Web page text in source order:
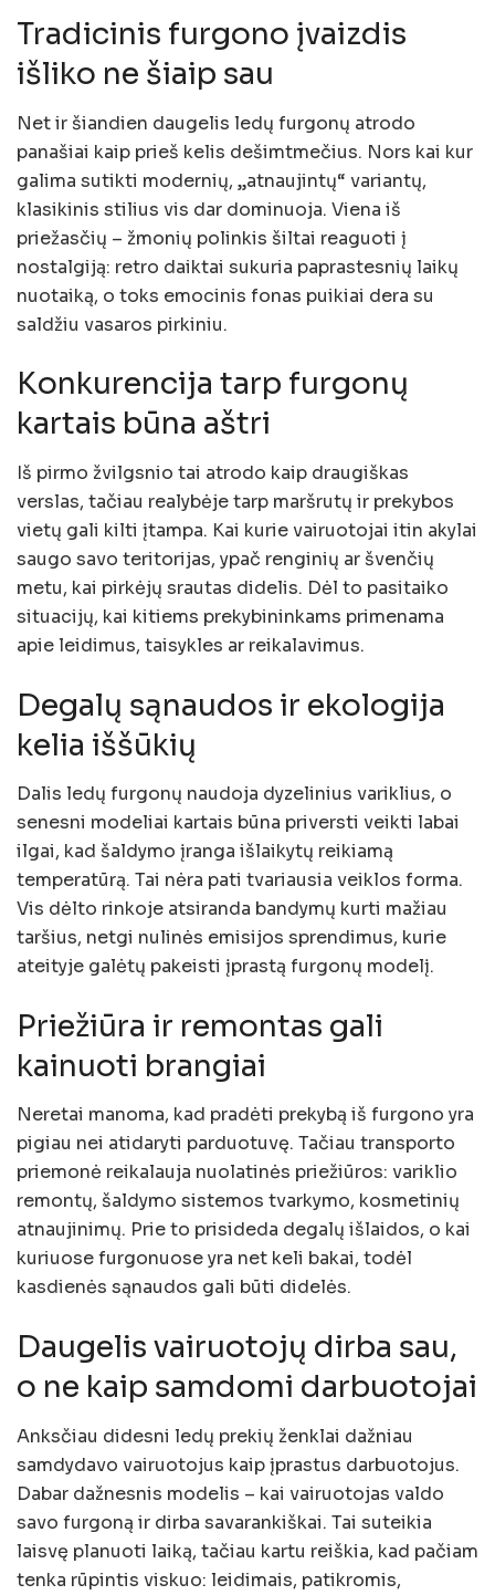
Tradicinis furgono įvaizdis
išliko ne šiaip sau
Net ir šiandien daugelis ledų furgonų atrodo
panašiai kaip prieš kelis dešimtmečius. Nors kai kur
galima sutikti modernių, „atnaujintų“ variantų,
klasikinis stilius vis dar dominuoja. Viena iš
priežasčių – žmonių polinkis šiltai reaguoti į
nostalgiją: retro daiktai sukuria paprastesnių laikų
nuotaiką, o toks emocinis fonas puikiai dera su
saldžiu vasaros pirkiniu.
Konkurencija tarp furgonų
kartais būna aštri
Iš pirmo žvilgsnio tai atrodo kaip draugiškas
verslas, tačiau realybėje tarp maršrutų ir prekybos
vietų gali kilti įtampa. Kai kurie vairuotojai itin akylai
saugo savo teritorijas, ypač renginių ar švenčių
metu, kai pirkėjų srautas didelis. Dėl to pasitaiko
situacijų, kai kitiems prekybininkams primenama
apie leidimus, taisykles ar reikalavimus.
Degalų sąnaudos ir ekologija
kelia iššūkių
Dalis ledų furgonų naudoja dyzelinius variklius, o
senesni modeliai kartais būna priversti veikti labai
ilgai, kad šaldymo įranga išlaikytų reikiamą
temperatūrą. Tai nėra pati tvariausia veiklos forma.
Vis dėlto rinkoje atsiranda bandymų kurti mažiau
taršius, netgi nulinės emisijos sprendimus, kurie
ateityje galėtų pakeisti įprastą furgonų modelį.
Priežiūra ir remontas gali
kainuoti brangiai
Neretai manoma, kad pradėti prekybą iš furgono yra
pigiau nei atidaryti parduotuvę. Tačiau transporto
priemonė reikalauja nuolatinės priežiūros: variklio
remontų, šaldymo sistemos tvarkymo, kosmetinių
atnaujinimų. Prie to prisideda degalų išlaidos, o kai
kuriuose furgonuose yra net keli bakai, todėl
kasdienės sąnaudos gali būti didelės.
Daugelis vairuotojų dirba sau,
o ne kaip samdomi darbuotojai
Anksčiau didesni ledų prekių ženklai dažniau
samdydavo vairuotojus kaip įprastus darbuotojus.
Dabar dažnesnis modelis – kai vairuotojas valdo
savo furgoną ir dirba savarankiškai. Tai suteikia
laisvę planuoti laiką, tačiau kartu reiškia, kad pačiam
tenka rūpintis viskuo: leidimais, patikromis,